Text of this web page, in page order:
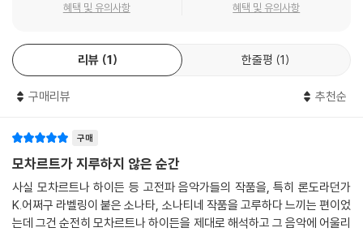
혜택 및 유의사항 혜택 및 유의사항
리뷰 1 한줄평 1
구매리뷰 추천순
구매
모차르트가 지루하지 않은 순간
사실 모차르트나 하이든 등 고전파 음악가들의 작품을, 특히 론도라던가
K.어쩌구 라벨링이 붙은 소나타, 소나티네 작품을 고루하다 느끼는 편이었
는데 그건 순전히 모차르트나 하이든을 제대로 해석하고 그 음악에 어울리